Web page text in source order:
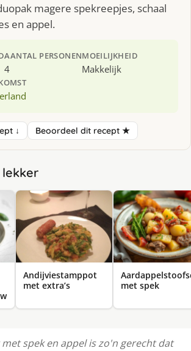
magere spekreepjes, schaal
en appel.
AANTAL PERSONEN
4
MOEILIJKHEID
Makkelijk
↓ Beoordeel dit recept ★
lekker
Andijviestamppot
met extra’s
met spek
spek en appel is zo'n gerecht dat